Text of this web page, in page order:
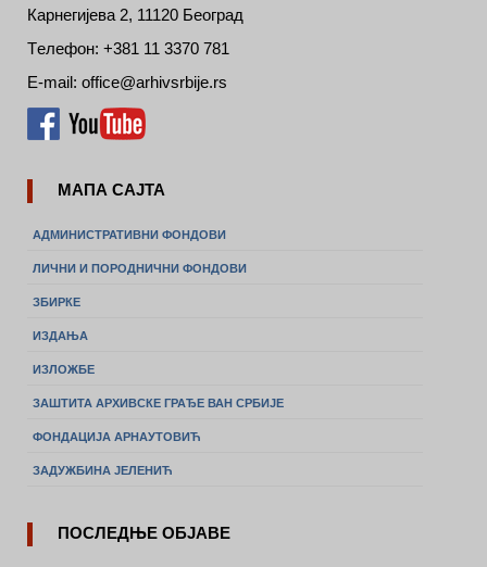
Карнегијева 2, 11120 Београд
Tелефон: +381 11 3370 781
E-mail: office@arhivsrbije.rs
МАПА САЈТА
АДМИНИСТРАТИВНИ ФОНДОВИ
ЛИЧНИ И ПОРОДНИЧНИ ФОНДОВИ
ЗБИРКЕ
ИЗДАЊА
ИЗЛОЖБЕ
ЗАШТИТА АРХИВСКЕ ГРАЂЕ ВАН СРБИЈЕ
ФОНДАЦИЈА АРНАУТОВИЋ
ЗАДУЖБИНА ЈЕЛЕНИЋ
ПОСЛЕДЊЕ ОБЈАВЕ